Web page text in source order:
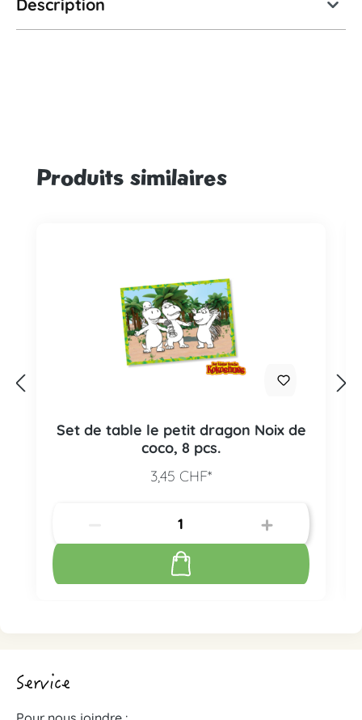
Description
Ignorer la galerie de produits
Produits similaires
Set de table le petit dragon Noix de
coco, 8 pcs.
3,45 CHF*
Service